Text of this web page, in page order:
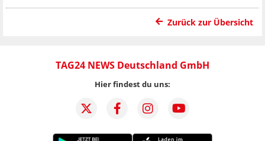
Zurück zur Übersicht
TAG24 NEWS Deutschland GmbH
Hier findest du uns: